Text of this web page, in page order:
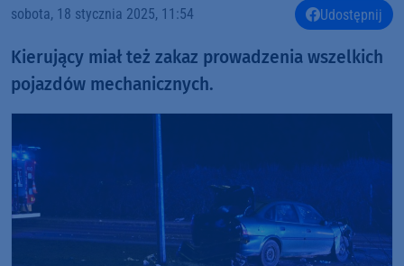
sobota, 18 stycznia 2025, 11:54 Udostępnij
Kierujący miał też zakaz prowadzenia wszelkich
pojazdów mechanicznych.